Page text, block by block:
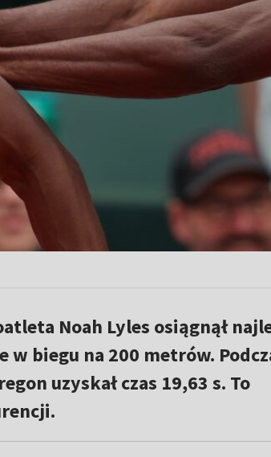
Noah Lyles osiągnął
biegu na 200 metrów.
uzyskał czas 19,63 s. To